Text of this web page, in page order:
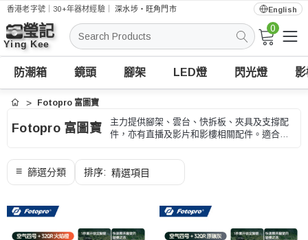
香港老字號｜30+年器材經驗｜深水埗・旺角門市 English
搜
索
0
防潮箱 鏡頭 腳架 LED燈 閃光燈
首頁 Fotopro 富圖寶
Fotopro 富圖寶
主力提供腳架、雲台、快拆板、夾具及支撐配
件，亦有直播及影片和影樓相關配件。適合風
可按承重、高度、收納長度和快拆規格、型號
和用途核對。